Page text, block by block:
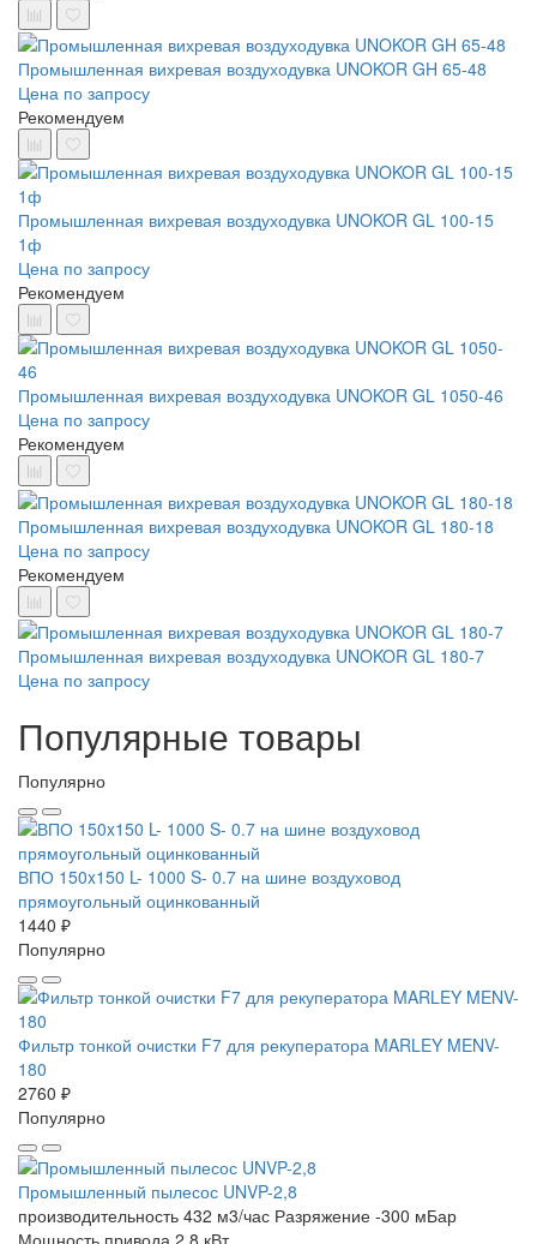
Промышленная вихревая воздуходувка UNOKOR GH 65-48
Цена по запросу
Рекомендуем
Промышленная вихревая воздуходувка UNOKOR GL 100-15
1ф
Цена по запросу
Рекомендуем
Промышленная вихревая воздуходувка UNOKOR GL 1050-46
Цена по запросу
Рекомендуем
Промышленная вихревая воздуходувка UNOKOR GL 180-18
Цена по запросу
Рекомендуем
Промышленная вихревая воздуходувка UNOKOR GL 180-7
Цена по запросу
Популярные товары
Популярно
ВПО 150x150 L- 1000 S- 0.7 на шине воздуховод
прямоугольный оцинкованный
1440 ₽
Популярно
Фильтр тонкой очистки F7 для рекуператора MARLEY MENV-
180
2760 ₽
Популярно
Промышленный пылесос UNVP-2,8
производительность 432 м3/час Разряжение -300 мБар